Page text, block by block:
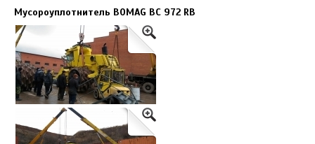
Мусороуплотнитель BOMAG BC 972 RB